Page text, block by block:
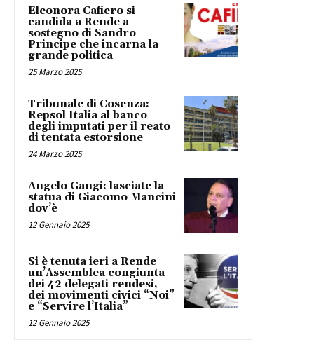
Eleonora Cafiero si
candida a Rende a
sostegno di Sandro
Principe che incarna la
grande politica
25 Marzo 2025
Tribunale di Cosenza:
Repsol Italia al banco
degli imputati per il reato
di tentata estorsione
24 Marzo 2025
Angelo Gangi: lasciate la
statua di Giacomo Mancini
dov’è
12 Gennaio 2025
Si è tenuta ieri a Rende
un’Assemblea congiunta
dei 42 delegati rendesi,
dei movimenti civici “Noi”
e “Servire l’Italia”
12 Gennaio 2025